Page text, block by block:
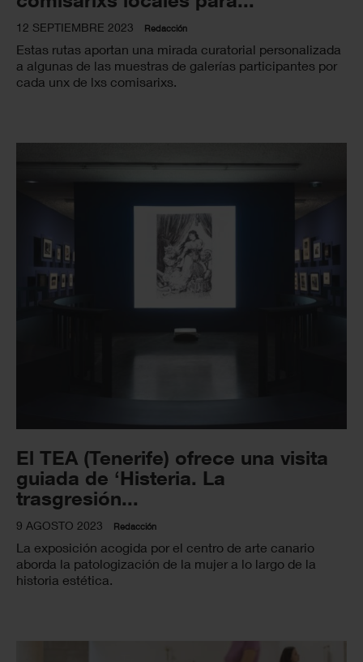
12 SEPTIEMBRE 2023 Redacción
Estas rutas aportan una mirada curatorial personalizada
a algunas de las muestras de galerías participantes por
cada unx de lxs comisarixs.
El TEA (Tenerife) ofrece una visita
guiada de ‘Histeria. La
trasgresión...
9 AGOSTO 2023 Redacción
La exposición acogida por el centro de arte canario
aborda la patologización de la mujer a lo largo de la
historia estética.